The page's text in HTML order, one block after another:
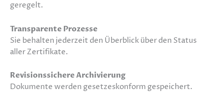
geregelt.
Transparente Prozesse
Sie behalten jederzeit den Überblick über den Status
aller Zertifikate.
Revisionssichere Archivierung
Dokumente werden gesetzeskonform gespeichert.